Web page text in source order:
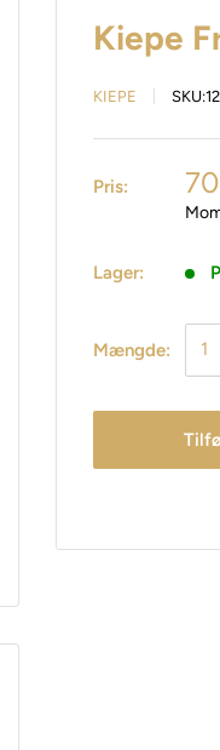
Kiepe
KIEPE SKU:
Pris:
Lager:
Mængde: